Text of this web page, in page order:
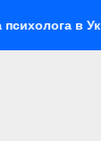
Україні